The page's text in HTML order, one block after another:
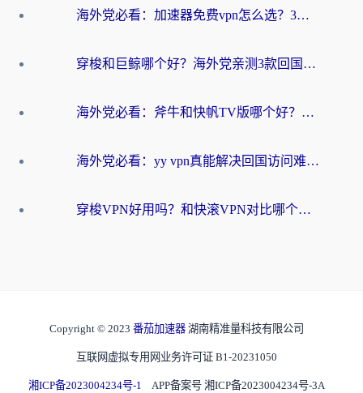
海外党必看：加速器免费vpn怎么选？3步教你无缝访问国内资源
穿梭和巨鲸哪个好？海外党亲测3款回国加速器，教你避开90%的坑
海外党必看：斧牛和快帆TV版哪个好？3分钟选对回国加速器，无缝刷B站、追热剧
海外党必看：yy vpn真能解决回国访问难题？附云极initap测评+免费方案对比
穿梭VPN好用吗？和快滚VPN对比哪个回国效果更好？海外党选回国加速器必看指南
Copyright © 2023 番茄加速器 湖南精准量科技有限公司
互联网虚拟专用网业务许可证 B1-20231050
湘ICP备2023004234号-1 APP备案号 湘ICP备2023004234号-3A